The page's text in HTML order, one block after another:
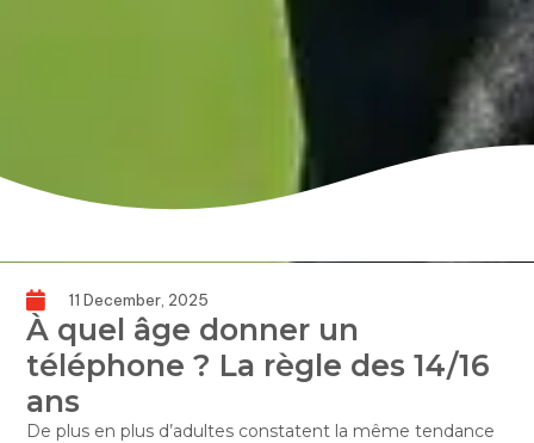
11 December, 2025
À quel âge donner un
téléphone ? La règle des 14/16
ans
De plus en plus d’adultes constatent la même tendance